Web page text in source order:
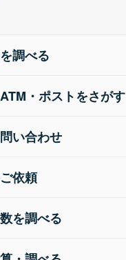
調べる
・ポストをさがす
い合わせ
依頼
を調べる